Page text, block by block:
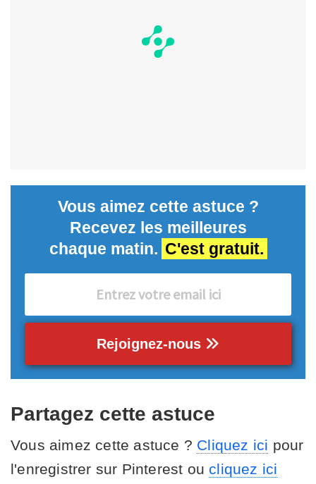
Vous aimez cette astuce ?
Recevez les meilleures
chaque matin. C'est gratuit.
Rejoignez-nous
Partagez cette astuce
Vous aimez cette astuce ? Cliquez ici pour
l'enregistrer sur Pinterest ou cliquez ici